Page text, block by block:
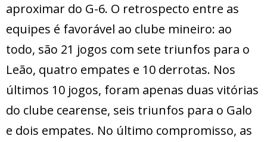
aproximar do G-6. O retrospecto entre as
equipes é favorável ao clube mineiro: ao
todo, são 21 jogos com sete triunfos para o
Leão, quatro empates e 10 derrotas. Nos
últimos 10 jogos, foram apenas duas vitórias
do clube cearense, seis triunfos para o Galo
e dois empates. No último compromisso, as